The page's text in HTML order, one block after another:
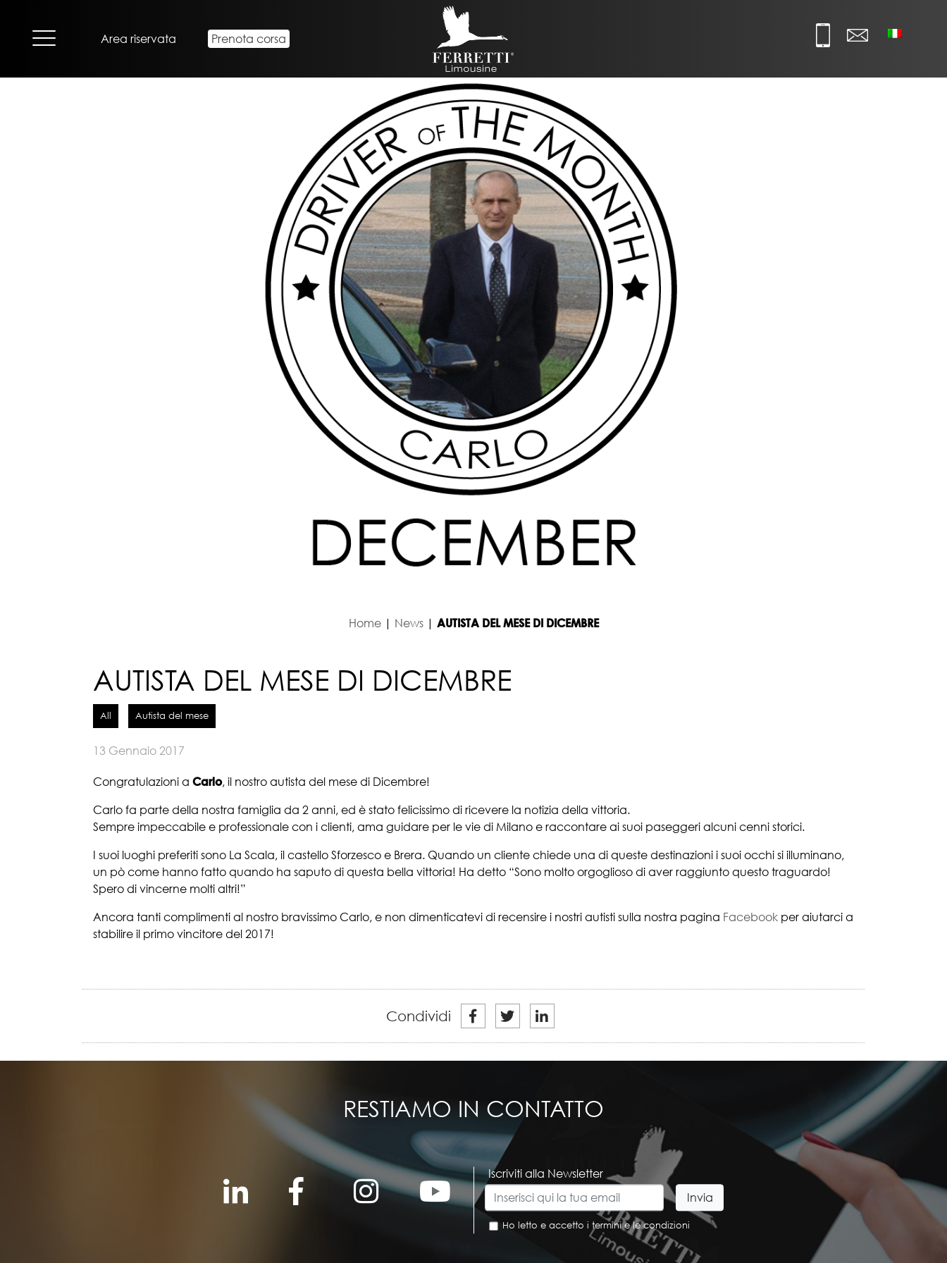
SERVIZI
Rappresentanza
Gestione eventi MICE
Trasferimenti aeroporti
Tour con guida
Personal shopper
Servizi di sicurezza
Vip accommodation
LA NOSTRA FLOTTA
Mercedes Classe S
Mercedes Classe E
Bmw Serie 5
Mercedes Classe V
Mercedes Vito
Cadillac de Ville Convertible
NEWS
Area riservata Prenota corsa
Home| News| AUTISTA DEL MESE DI DICEMBRE
AUTISTA DEL MESE DI DICEMBRE
All Autista del mese
13 Gennaio 2017
Congratulazioni a Carlo, il nostro autista del mese di Dicembre!
Carlo fa parte della nostra famiglia da 2 anni, ed è stato felicissimo di ricevere la notizia della vittoria.
Sempre impeccabile e professionale con i clienti, ama guidare per le vie di Milano e raccontare ai suoi paseggeri alcuni cenni storici.
I suoi luoghi preferiti sono La Scala, il castello Sforzesco e Brera. Quando un cliente chiede una di queste destinazioni i suoi occhi si illuminano,
un pò come hanno fatto quando ha saputo di questa bella vittoria! Ha detto “Sono molto orgoglioso di aver raggiunto questo traguardo!
Spero di vincerne molti altri!”
Ancora tanti complimenti al nostro bravissimo Carlo, e non dimenticatevi di recensire i nostri autisti sulla nostra pagina Facebook per aiutarci a
stabilire il primo vincitore del 2017!
Condividi
RESTIAMO IN CONTATTO
Iscriviti alla Newsletter
Ho letto e accetto i termini e le condizioni